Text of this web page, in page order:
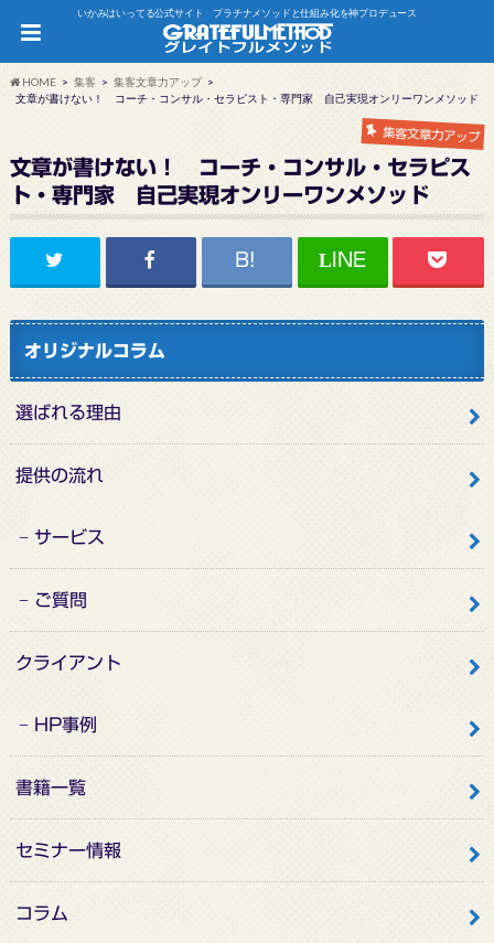
いかみはいってる公式サイト プラチナメソッドと仕組み化を神プロデュース
HOME 集客
集客文章力アップ
文章が書けない！ コーチ・コンサル・セラピスト・専門家 自己実現オンリーワンメソッド
集客文章力アップ
文章が書けない！ コーチ・コンサル・セラピス
ト・専門家 自己実現オンリーワンメソッド
オリジナルコラム
選ばれる理由
提供の流れ
サービス
ご質問
クライアント
HP事例
書籍一覧
セミナー情報
コラム